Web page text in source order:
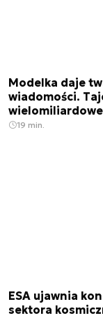
Modelka daje
wiadomości.
19 min.
ESA ujawnia
sektora